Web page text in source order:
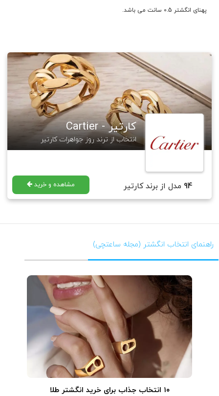
پهنای انگشتر 0.5 سانت می باشد.
کارتیر - Cartier
انتخاب از ترند روز جواهرات کارتیر
94 مدل از برند کارتیر مشاهده و خرید
راهنمای انتخاب انگشتر (مجله ساعتچی)
۱۰ انتخاب جذاب برای خرید انگشتر طلا